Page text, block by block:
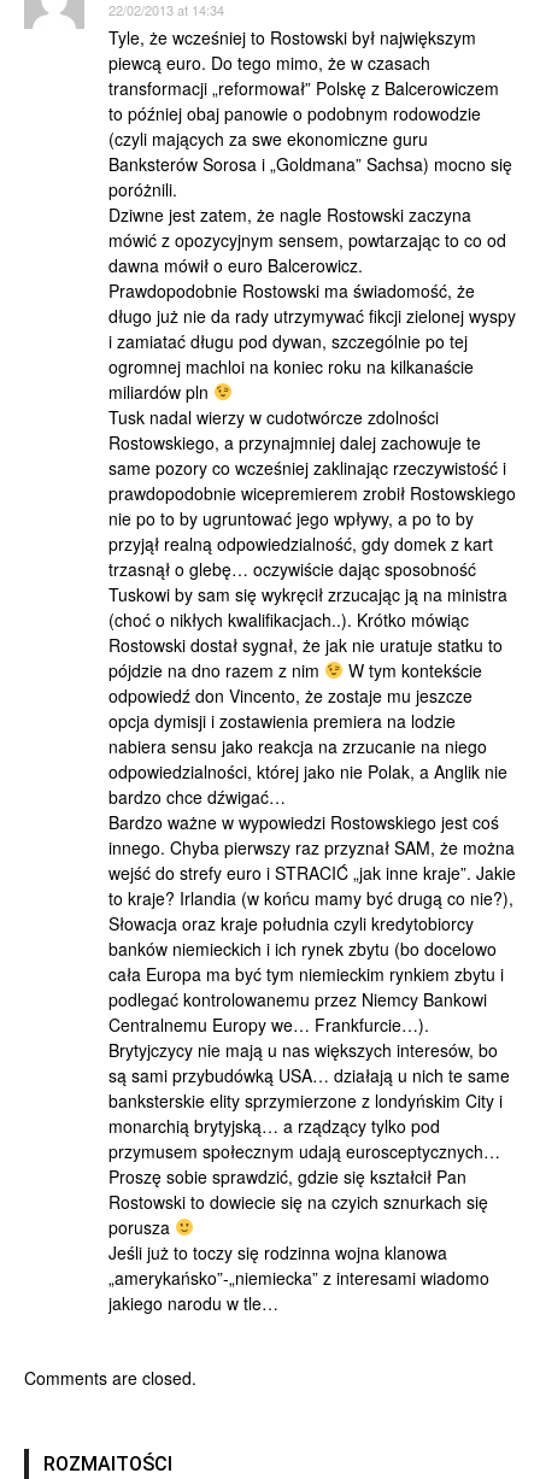
22/02/2013 at 14:34
Tyle, że wcześniej to Rostowski był największym
piewcą euro. Do tego mimo, że w czasach
transformacji „reformował” Polskę z Balcerowiczem
to później obaj panowie o podobnym rodowodzie
(czyli mających za swe ekonomiczne guru
Banksterów Sorosa i „Goldmana” Sachsa) mocno się
poróżnili.
Dziwne jest zatem, że nagle Rostowski zaczyna
mówić z opozycyjnym sensem, powtarzając to co od
dawna mówił o euro Balcerowicz.
Prawdopodobnie Rostowski ma świadomość, że
długo już nie da rady utrzymywać fikcji zielonej wyspy
i zamiatać długu pod dywan, szczególnie po tej
ogromnej machloi na koniec roku na kilkanaście
miliardów pln
Tusk nadal wierzy w cudotwórcze zdolności
Rostowskiego, a przynajmniej dalej zachowuje te
same pozory co wcześniej zaklinając rzeczywistość i
prawdopodobnie wicepremierem zrobił Rostowskiego
nie po to by ugruntować jego wpływy, a po to by
przyjął realną odpowiedzialność, gdy domek z kart
trzasnął o glebę… oczywiście dając sposobność
Tuskowi by sam się wykręcił zrzucając ją na ministra
(choć o nikłych kwalifikacjach..). Krótko mówiąc
Rostowski dostał sygnał, że jak nie uratuje statku to
pójdzie na dno razem z nim
W tym kontekście
odpowiedź don Vincento, że zostaje mu jeszcze
opcja dymisji i zostawienia premiera na lodzie
nabiera sensu jako reakcja na zrzucanie na niego
odpowiedzialności, której jako nie Polak, a Anglik nie
bardzo chce dźwigać…
Bardzo ważne w wypowiedzi Rostowskiego jest coś
innego. Chyba pierwszy raz przyznał SAM, że można
wejść do strefy euro i STRACIĆ „jak inne kraje”. Jakie
to kraje? Irlandia (w końcu mamy być drugą co nie?),
Słowacja oraz kraje południa czyli kredytobiorcy
banków niemieckich i ich rynek zbytu (bo docelowo
cała Europa ma być tym niemieckim rynkiem zbytu i
podlegać kontrolowanemu przez Niemcy Bankowi
Centralnemu Europy we… Frankfurcie…).
Brytyjczycy nie mają u nas większych interesów, bo
są sami przybudówką USA… działają u nich te same
banksterskie elity sprzymierzone z londyńskim City i
monarchią brytyjską… a rządzący tylko pod
przymusem społecznym udają eurosceptycznych…
Proszę sobie sprawdzić, gdzie się kształcił Pan
Rostowski to dowiecie się na czyich sznurkach się
porusza
Jeśli już to toczy się rodzinna wojna klanowa
„amerykańsko”-„niemiecka” z interesami wiadomo
jakiego narodu w tle…
Comments are closed.
ROZMAITOŚCI